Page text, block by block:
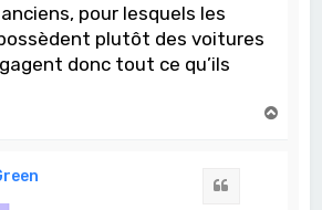
pour lesquels les
plutôt des voitures
donc tout ce qu’ils